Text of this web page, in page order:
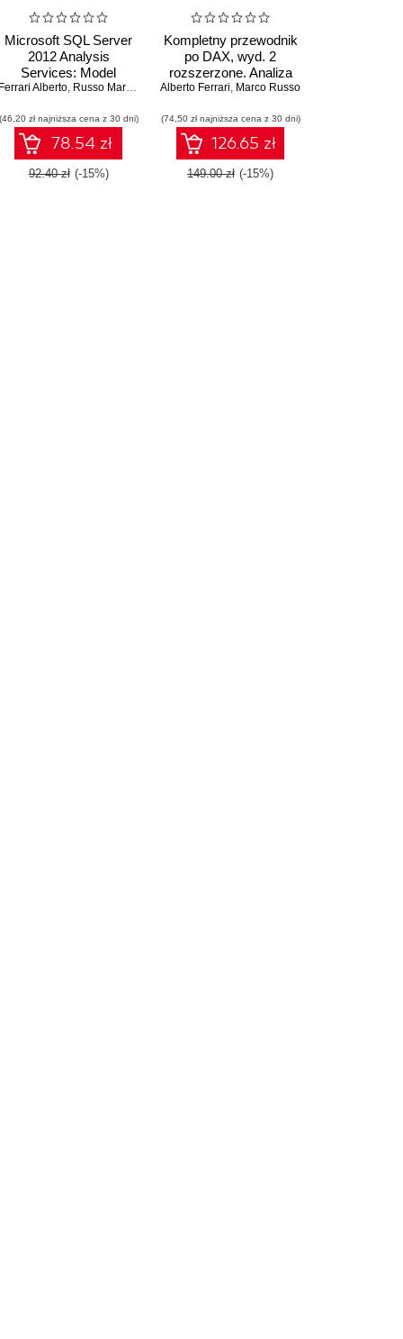
Microsoft SQL Server
2012 Analysis
Services: Model
tabelaryczny BISM
Alberto, Russo Marco Webb Chris
zł najniższa cena z 30 dni)
78.54 zł
92.40 zł (-15%)
Kompletny przewodnik
po DAX, wyd. 2
rozszerzone. Analiza
biznesowa przy użyciu
SQL Server Analysis
Services i Excel
Alberto Ferrari, Marco Russo
(74,50 zł najniższa cena z 30 dni)
126.65 zł
149.00 zł (-15%)